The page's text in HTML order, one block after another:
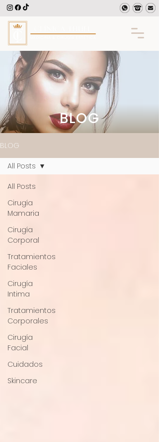
BLOG
BLOG
All Posts
Cirugía
Mamaria
Cirugía
Corporal
Tratamientos
Faciales
Cirugía
Intima
Tratamientos
Corporales
Cirugía
Facial
Cuidados
Skincare
All Posts